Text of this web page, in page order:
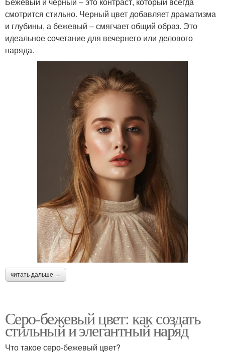
смотрится стильно. Черный цвет добавляет драматизма
и глубины, а бежевый – смягчает общий образ. Это
идеальное сочетание для вечернего или делового
наряда.
читать дальше →
Серо-бежевый цвет: как создать
стильный и элегантный наряд
Что такое серо-бежевый цвет?